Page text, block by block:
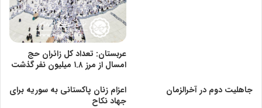
عربستان: تعداد کل زائران حج
امسال از مرز ۱.۸ میلیون نفر گذشت
جاهليت دوم در آخرالزمان
اعزام زنان پاکستانی به سوریه برای
جهاد نکاح